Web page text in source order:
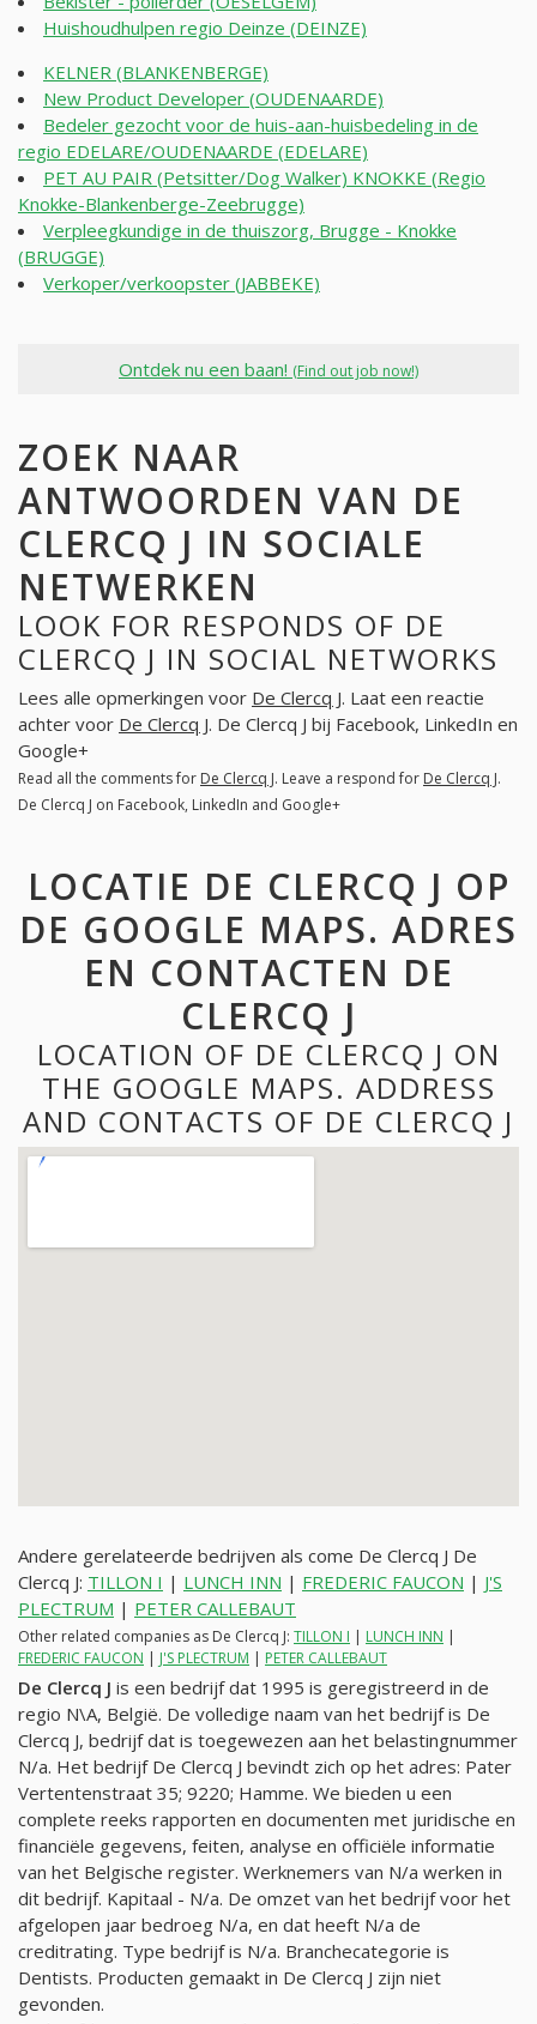
Huishoudhulpen regio Deinze (DEINZE)
KELNER (BLANKENBERGE)
New Product Developer (OUDENAARDE)
Bedeler gezocht voor de huis-aan-huisbedeling in de
regio EDELARE/OUDENAARDE (EDELARE)
PET AU PAIR (Petsitter/Dog Walker) KNOKKE (Regio
Knokke-Blankenberge-Zeebrugge)
Verpleegkundige in de thuiszorg, Brugge - Knokke
(BRUGGE)
Verkoper/verkoopster (JABBEKE)
Ontdek nu een baan! (Find out job now!)
ZOEK NAAR
ANTWOORDEN VAN DE
CLERCQ J IN SOCIALE
NETWERKEN
LOOK FOR RESPONDS OF DE
CLERCQ J IN SOCIAL NETWORKS
Lees alle opmerkingen voor De Clercq J. Laat een reactie
achter voor De Clercq J. De Clercq J bij Facebook, LinkedIn en
Google+
Read all the comments for De Clercq J. Leave a respond for De Clercq J.
De Clercq J on Facebook, LinkedIn and Google+
LOCATIE DE CLERCQ J OP
DE GOOGLE MAPS. ADRES
EN CONTACTEN DE
CLERCQ J
LOCATION OF DE CLERCQ J ON
THE GOOGLE MAPS. ADDRESS
AND CONTACTS OF DE CLERCQ J
Andere gerelateerde bedrijven als come De Clercq J De
Clercq J: TILLON I | LUNCH INN | FREDERIC FAUCON | J'S
PLECTRUM | PETER CALLEBAUT
Other related companies as De Clercq J: TILLON I | LUNCH INN |
FREDERIC FAUCON | J'S PLECTRUM | PETER CALLEBAUT
De Clercq J is een bedrijf dat 1995 is geregistreerd in de
regio N\A, België. De volledige naam van het bedrijf is De
Clercq J, bedrijf dat is toegewezen aan het belastingnummer
N/a. Het bedrijf De Clercq J bevindt zich op het adres: Pater
Vertentenstraat 35; 9220; Hamme. We bieden u een
complete reeks rapporten en documenten met juridische en
financiële gegevens, feiten, analyse en officiële informatie
van het Belgische register. Werknemers van N/a werken in
dit bedrijf. Kapitaal - N/a. De omzet van het bedrijf voor het
afgelopen jaar bedroeg N/a, en dat heeft N/a de
creditrating. Type bedrijf is N/a. Branchecategorie is
Dentists. Producten gemaakt in De Clercq J zijn niet
gevonden.